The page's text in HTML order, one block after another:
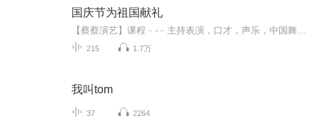
国庆节为祖国献礼
215 1.7万
我叫tom
37 2264